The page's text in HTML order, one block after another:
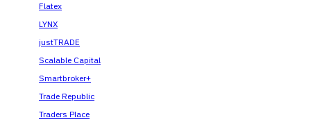
Flatex
LYNX
justTRADE
Scalable Capital
Smartbroker+
Trade Republic
Traders Place